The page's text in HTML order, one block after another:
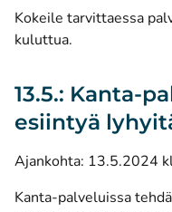
Kokeile tarvittaessa
kuluttua.
13.5.: Kanta-
esiintyä
Ajankohta: 13.5.2024
Kanta-palveluissa